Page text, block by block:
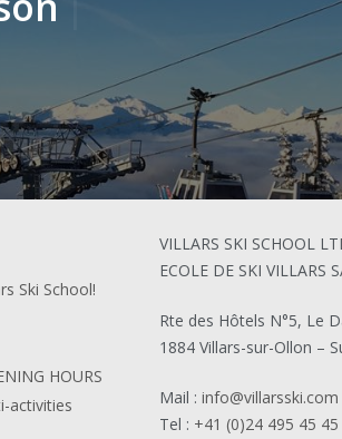
Ski School!
HOURS
activities
VILLARS SKI SCHOOL
ECOLE DE SKI VILLARS
Rte des Hôtels N°5, Le
1884 Villars-sur-Ollon –
Mail : info@villarsski.com
Tel : +41 (0)24 495 45 45